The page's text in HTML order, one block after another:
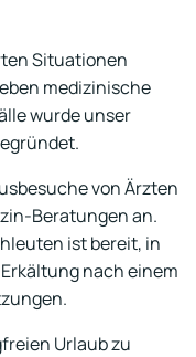
Situationen
medizinische
wurde unser
von Ärzten
Beratungen an.
ist bereit, in
nach einem
Urlaub zu